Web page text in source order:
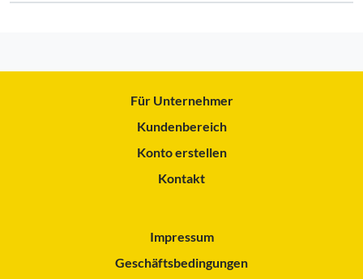
Für Unternehmer
Kundenbereich
Konto erstellen
Kontakt
Impressum
Geschäftsbedingungen